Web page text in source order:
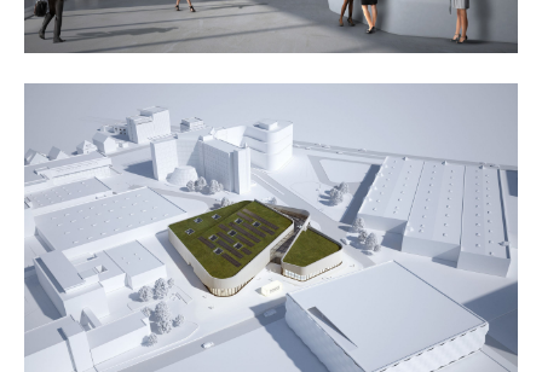
lorem ipsum dolor sit amet, consectetuer
adipiscing elit.
aenean commodo ligula eget dolor. aenean massa. cum
sociis natoque penatibus et magnis dis parturient
montes, nascetur ridiculus mus. donec quam felis,
ultricies nec.